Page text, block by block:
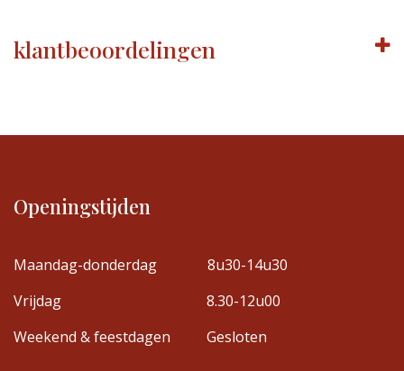
klantbeoordelingen
Openingstijden
Maandag-donderdag
8u30-14u30
Vrijdag
8.30-12u00
Weekend & feestdagen
Gesloten